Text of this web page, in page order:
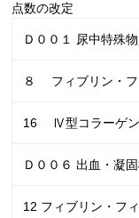
点数の改定
Ｄ００１ 尿中特殊
８ フィブリン・フ
16 Ⅳ型コラーゲン
Ｄ００６ 出血・凝
12 フィブリン・フ